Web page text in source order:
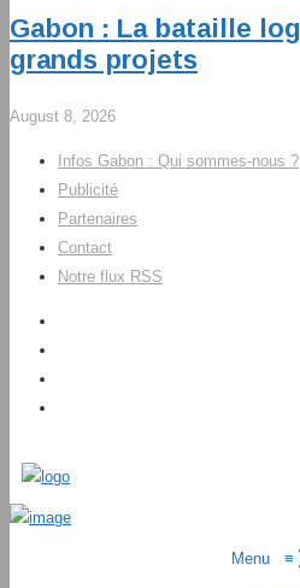
Gabon : La bataille
grands projets
August 8, 2026
Infos Gabon : Qui sommes-nous ?
Publicité
Partenaires
Contact
Notre flux RSS
Menu ≡